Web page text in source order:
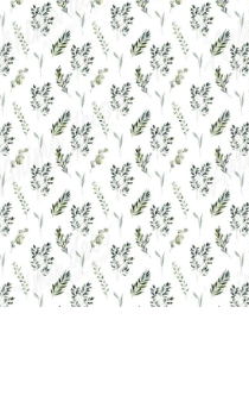
de Entrega **
de instalación
el patrón se repite cada
tu pared (por ej. la foto 2
de los impresos pueden
tu pared con el